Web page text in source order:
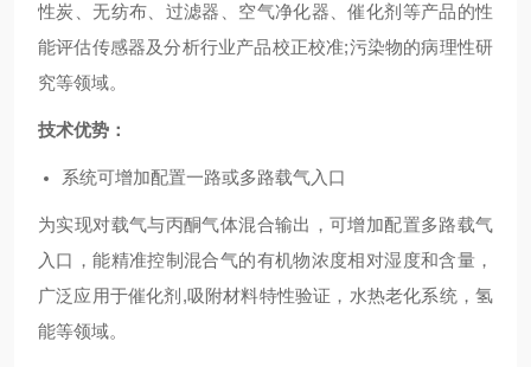
性炭、无纺布、过滤器、空气净化器、催化剂等产品的性
能评估传感器及分析行业产品校正校准;污染物的病理性研
究等领域。
技术优势：
系统可增加配置一路或多路载气入口
为实现对载气与丙酮气体混合输出，可增加配置多路载气
入口，能精准控制混合气的有机物浓度相对湿度和含量，
广泛应用于催化剂,吸附材料特性验证，水热老化系统，氢
能等领域。